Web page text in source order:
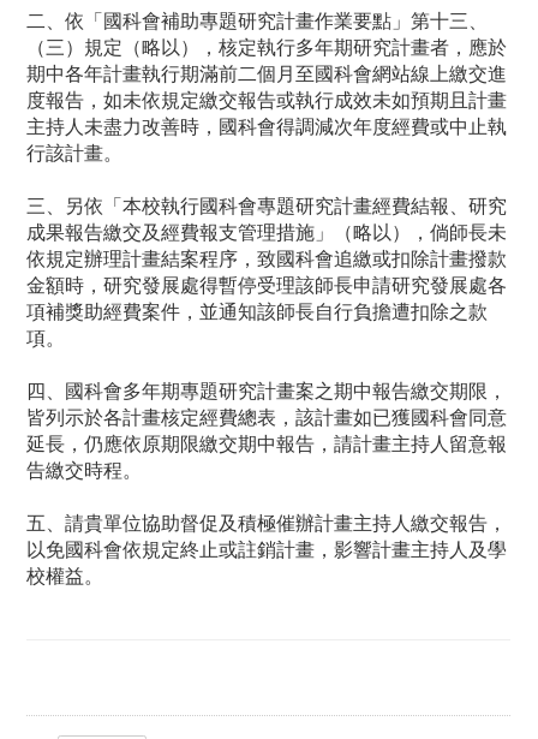
二、依「國科會補助專題研究計畫作業要點」第十三、
（三）規定（略以），核定執行多年期研究計畫者，應於
期中各年計畫執行期滿前二個月至國科會網站線上繳交進
度報告，如未依規定繳交報告或執行成效未如預期且計畫
主持人未盡力改善時，國科會得調減次年度經費或中止執
行該計畫。
三、另依「本校執行國科會專題研究計畫經費結報、研究
成果報告繳交及經費報支管理措施」（略以），倘師長未
依規定辦理計畫結案程序，致國科會追繳或扣除計畫撥款
金額時，研究發展處得暫停受理該師長申請研究發展處各
項補獎助經費案件，並通知該師長自行負擔遭扣除之款
項。
四、國科會多年期專題研究計畫案之期中報告繳交期限，
皆列示於各計畫核定經費總表，該計畫如已獲國科會同意
延長，仍應依原期限繳交期中報告，請計畫主持人留意報
告繳交時程。
五、請貴單位協助督促及積極催辦計畫主持人繳交報告，
以免國科會依規定終止或註銷計畫，影響計畫主持人及學
校權益。